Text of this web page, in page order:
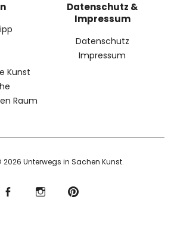
Kunst
Raum
Datenschutz &
Impressum
Datenschutz
Impressum
Unterwegs in Sachen Kunst